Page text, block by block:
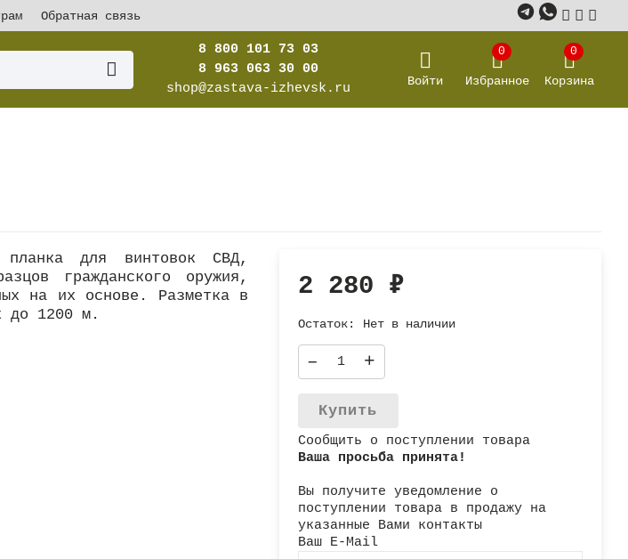
Обратная связь
8 800 101 73 03
8 963 063 30 00
shop@zastava-izhevsk.ru
Войти
0
Избранное
0
Корзина
планка для винтовок СВД,
гражданского оружия,
на их основе. Разметка в
до 1200 м.
2 280 ₽
Остаток: Нет в наличии
– +
Купить
Сообщить о поступлении товара
Ваша просьба принята!
Вы получите уведомление о
поступлении товара в продажу на
указанные Вами контакты
Ваш E-Mail